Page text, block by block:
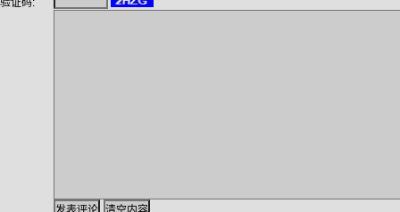
验证码: